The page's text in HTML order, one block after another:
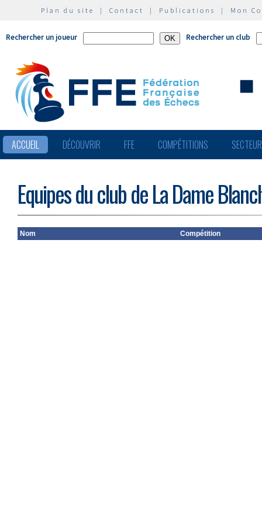
Plan du site | Contact | Publications | Mon
Rechercher un joueur Rechercher un club
ACCUEIL DÉCOUVRIR FFE COMPÉTITIONS
Equipes du club de La Dame
Nom Compétition